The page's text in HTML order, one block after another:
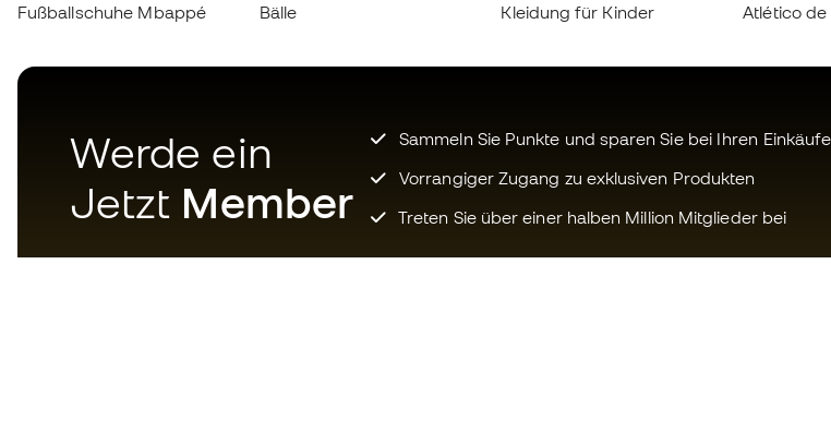
Fußballschuhe Mbappé
Bälle
Kleidung für Kinder
Atlético de
Werde ein
Jetzt Member
Sammeln Sie Punkte und sparen Sie bei Ihren Einkäufe
Vorrangiger Zugang zu exklusiven Produkten
Treten Sie über einer halben Million Mitglieder bei